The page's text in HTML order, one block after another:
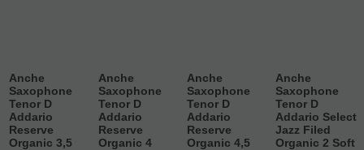
Anche
Saxophone
Tenor D
Addario
Reserve
Organic 3,5
Anche
Saxophone
Tenor D
Addario
Reserve
Organic 4
Anche
Saxophone
Tenor D
Addario
Reserve
Organic 4,5
Anche
Saxophone
Tenor D
Addario Select
Jazz Filed
Organic 2 Soft